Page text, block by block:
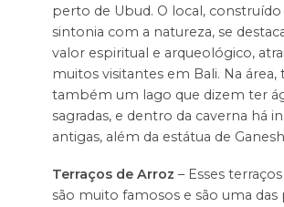
perto de Ubud. O local,
sintonia com a natureza, se
valor espiritual e arqueológico,
muitos visitantes em Bali. Na área,
também um lago que dizem ter
sagradas, e dentro da caverna há
antigas, além da estátua de
Terraços de Arroz – Esses
são muito famosos e são uma das